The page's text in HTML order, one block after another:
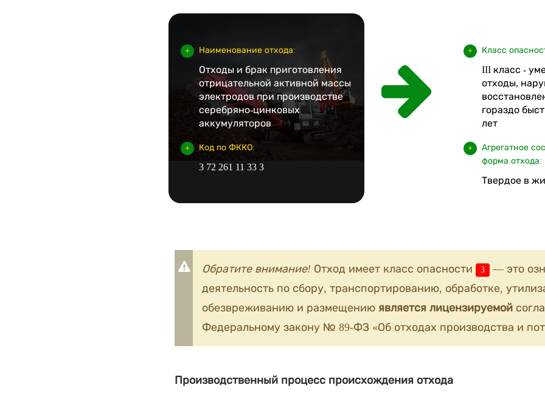
Наименование отхода:
Отходы и брак приготовления
отрицательной активной массы
электродов при производстве
серебряно-цинковых
аккумуляторов
Код по ФККО:
3 72 261 11 33 3
Класс
III класс -
отходы,
гораздо
лет
Агрегатное
форма отхода:
Твердое в
Обратите внимание! Отход имеет класс опасности 3
— это
деятельность по сбору, транспортированию, обработке,
обезвреживанию и размещению является лицензируемой
Федеральному закону № 89-ФЗ «Об отходах производства и
Производственный процесс происхождения отхода